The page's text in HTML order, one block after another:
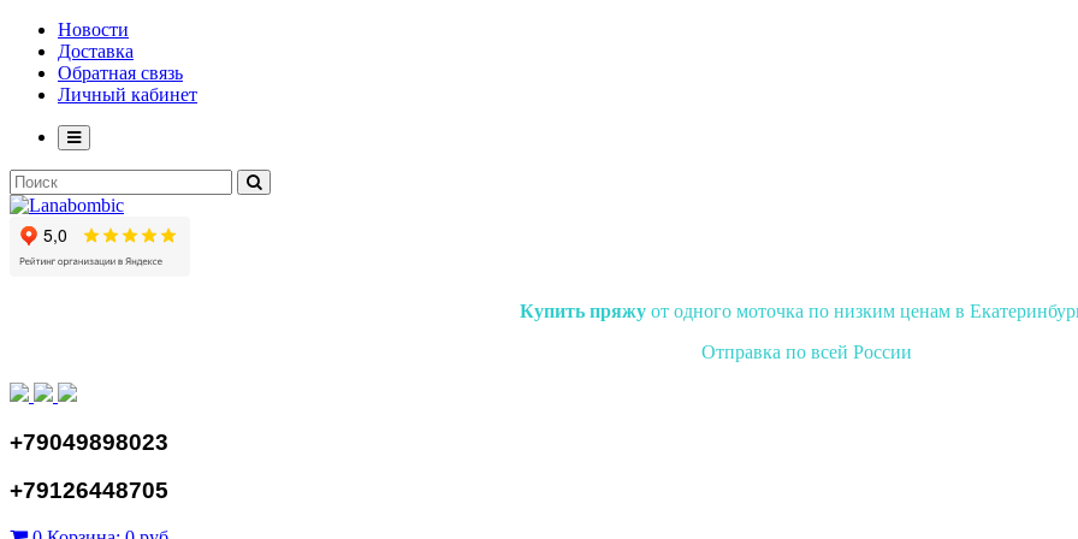
Новости
Доставка
Обратная связь
Личный кабинет
Купить пряжу от одного моточка по низким ценам в
Отправка по всей России
+79049898023
+79126448705